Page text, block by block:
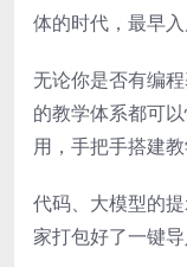
体的时代，最早
无论你是否有编
的教学体系都可
用，手把手搭建
代码、大模型的
家打包好了一键